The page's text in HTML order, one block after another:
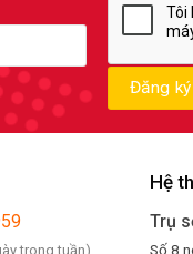
trong tuần)
Hệ
Trụ
Số 8